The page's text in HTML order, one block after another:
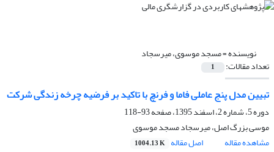
نویسنده =مسجد موسوی، میرسجاد
تعداد مقالات: 1
تبیین مدل پنج عاملی فاما و فرنچ با تاکید بر فرضیه چرخه زندگی شرکت
دوره 5، شماره 2، اسفند 1395، صفحه
93-118
موسی بزرگ اصل، میرسجاد مسجد موسوی
مشاهده مقاله
اصل مقاله 1004.13 K